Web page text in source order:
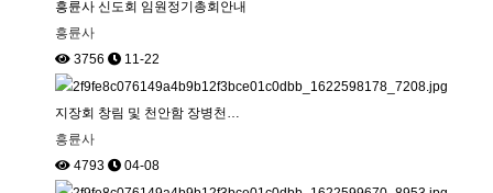
흥륜사 신도회 임원정기총회안내
흥륜사
3756
11-22
지장회 창림 및 천안함 장병천…
흥륜사
4793
04-08